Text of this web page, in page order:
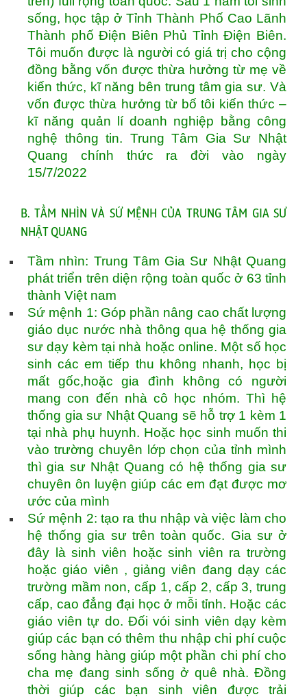
sống, học tập ở Tỉnh Thành Phố Cao Lãnh
Thành phố Điện Biên Phủ Tỉnh Điện Biên.
Tôi muốn được là người có giá trị cho cộng
đồng bằng vốn được thừa hưởng từ mẹ về
kiến thức, kĩ năng bên trung tâm gia sư. Và
vốn được thừa hưởng từ bố tôi kiến thức –
kĩ năng quản lí doanh nghiệp bằng công
nghệ thông tin. Trung Tâm Gia Sư Nhật
Quang chính thức ra đời vào ngày
15/7/2022
B. TẦM NHÌN VÀ SỨ MỆNH CỦA TRUNG TÂM GIA SƯ
NHẬT QUANG
Tầm nhìn: Trung Tâm Gia Sư Nhật Quang
phát triển trên diện rộng toàn quốc ở 63 tỉnh
thành Việt nam
Sứ mệnh 1: Góp phần nâng cao chất lượng
giáo dục nước nhà thông qua hệ thống gia
sư dạy kèm tại nhà hoặc online. Một số học
sinh các em tiếp thu không nhanh, học bị
mất gốc,hoặc gia đình không có người
mang con đến nhà cô học nhóm. Thì hệ
thống gia sư Nhật Quang sẽ hỗ trợ 1 kèm 1
tại nhà phụ huynh. Hoặc học sinh muốn thi
vào trường chuyên lớp chọn của tỉnh mình
thì gia sư Nhật Quang có hệ thống gia sư
chuyên ôn luyện giúp các em đạt được mơ
ước của mình
Sứ mệnh 2: tạo ra thu nhập và việc làm cho
hệ thống gia sư trên toàn quốc. Gia sư ở
đây là sinh viên hoặc sinh viên ra trường
hoặc giáo viên , giảng viên đang dạy các
trường mầm non, cấp 1, cấp 2, cấp 3, trung
cấp, cao đẳng đại học ở mỗi tỉnh. Hoặc các
giáo viên tự do. Đối vói sinh viên dạy kèm
giúp các bạn có thêm thu nhập chi phí cuộc
sống hàng hàng giúp một phần chi phí cho
cha mẹ đang sinh sống ở quê nhà. Đồng
thời giúp các bạn sinh viên được trải